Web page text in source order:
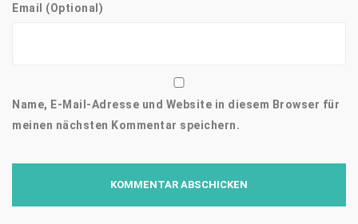
Email (Optional)
Name, E-Mail-Adresse und Website in diesem Browser für
meinen nächsten Kommentar speichern.